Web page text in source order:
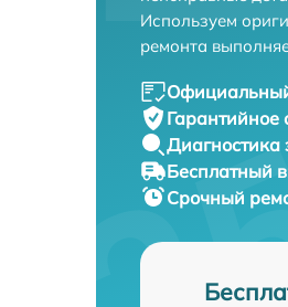
Используем
ремонта
Гарантийное
Диагностика
Бесплатный
Срочный